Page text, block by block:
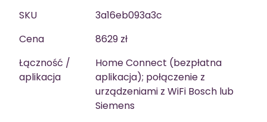
SKU
3a16eb093a3c
Cena
8629 zł
Łączność /
aplikacja
Home Connect (bezpłatna
aplikacja); połączenie z
urządzeniami z WiFi Bosch lub
Siemens